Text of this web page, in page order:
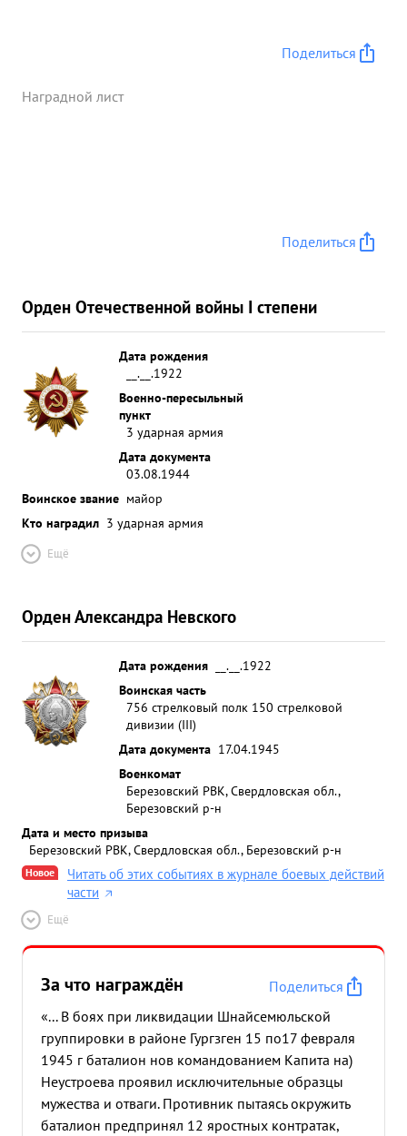
Поделиться
Наградной лист
Поделиться
Орден Отечественной войны I степени
Дата рождения
__.__.1922
Военно-пересыльный
пункт
3 ударная армия
Дата документа
03.08.1944
Воинское звание майор
Кто наградил 3 ударная армия
Ещё
Орден Александра Невского
Дата рождения
__.__.1922
Воинская часть
756 стрелковый полк 150 стрелковой
дивизии (III)
Дата документа 17.04.1945
Военкомат
Березовский РВК, Свердловская обл.,
Березовский р-н
Дата и место призыва
Березовский РВК, Свердловская обл., Березовский р-н
Новое
Читать об этих событиях в журнале боевых действий
части
Ещё
За что награждён
Поделиться
«... В боях при ликвидации Шнайсемюльской
группировки в районе Гургзген 15 по17 февраля
1945 г баталион нов командованием Капита на)
Неустроева проявил исключительные образцы
мужества и отваги. Противник пытаясь окружить
баталион предпринял 12 яростных контратак,